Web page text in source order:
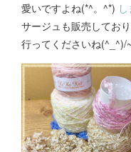
愛いですよね(*^。^*)
サージュも販売してお
行ってくださいね(^_^)/~